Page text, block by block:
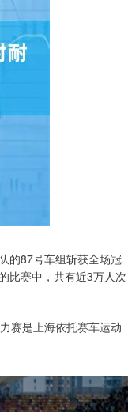
的87号车组斩获全场冠
比赛中，共有近3万人次
赛是上海依托赛车运动